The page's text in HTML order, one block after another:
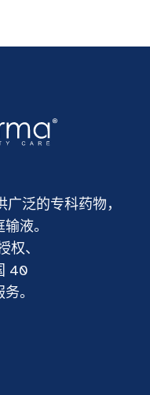
泛的专科药物，
液。
权、
40
。